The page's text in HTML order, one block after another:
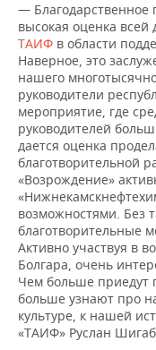
— Благодарственное
высокая оценка
ТАИФ в области
Наверное, это
нашего
руководители
мероприятие, где
руководителей
дается оценка
благотворительной
«Возрождение»
возможностями. Без
благотворительные
Активно участвуя в
Болгара, очень
Чем больше приедут
больше узнают про
культуре, к нашей
«ТАИФ» Руслан